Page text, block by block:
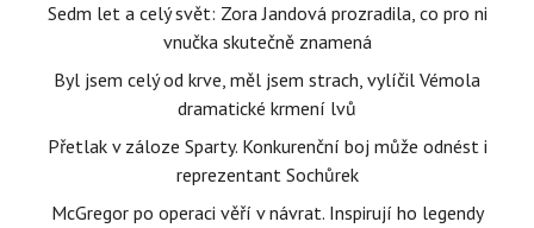
Sedm let a celý svět: Zora Jandová prozradila, co pro ni
vnučka skutečně znamená
Byl jsem celý od krve, měl jsem strach, vylíčil Vémola
dramatické krmení lvů
Přetlak v záloze Sparty. Konkurenční boj může odnést i
reprezentant Sochůrek
McGregor po operaci věří v návrat. Inspirují ho legendy